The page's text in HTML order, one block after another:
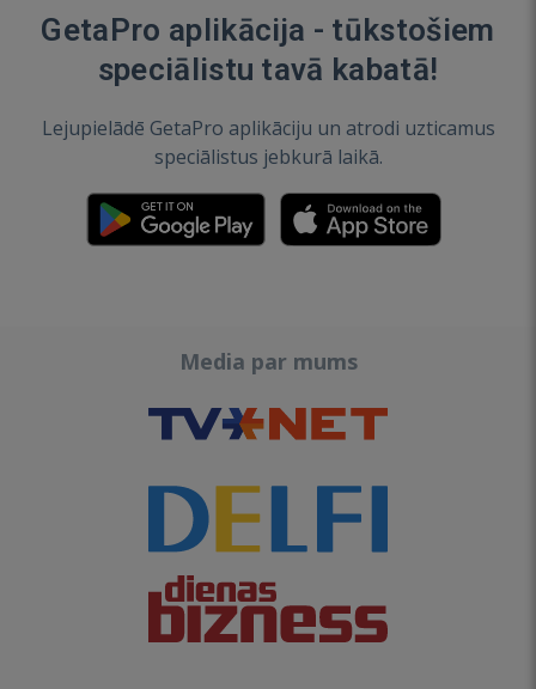
GetaPro aplikācija - tūkstošiem
speciālistu tavā kabatā!
Lejupielādē GetaPro aplikāciju un atrodi uzticamus
speciālistus jebkurā laikā.
Media par mums